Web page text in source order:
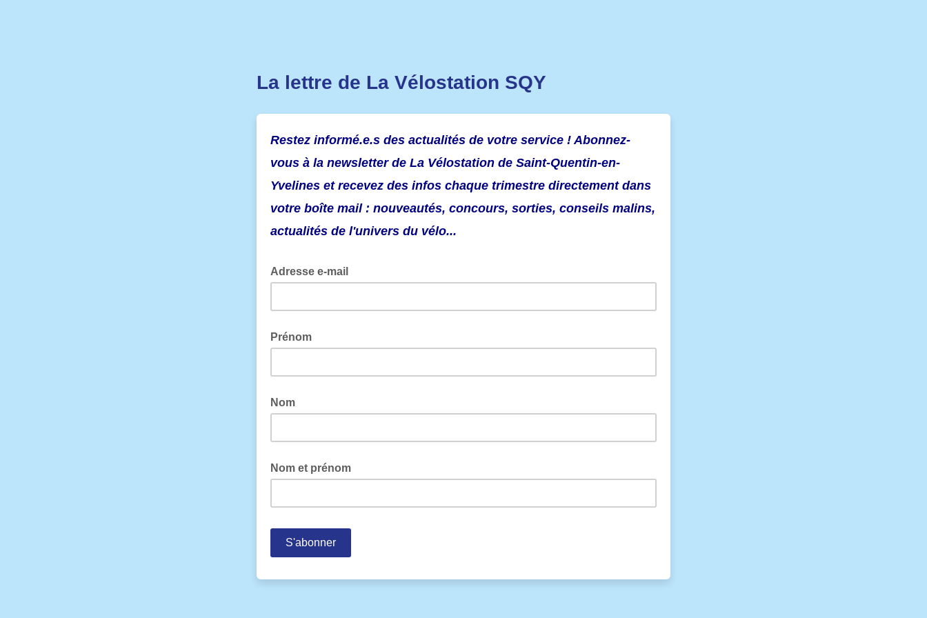
La lettre de La Vélostation SQY
Restez informé.e.s des actualités de votre service ! Abonnez-
vous à la newsletter de La Vélostation de Saint-Quentin-en-
Yvelines et recevez des infos chaque trimestre directement dans
votre boîte mail : nouveautés, concours, sorties, conseils malins,
actualités de l'univers du vélo...
Adresse e-mail
Prénom
Nom
Nom et prénom